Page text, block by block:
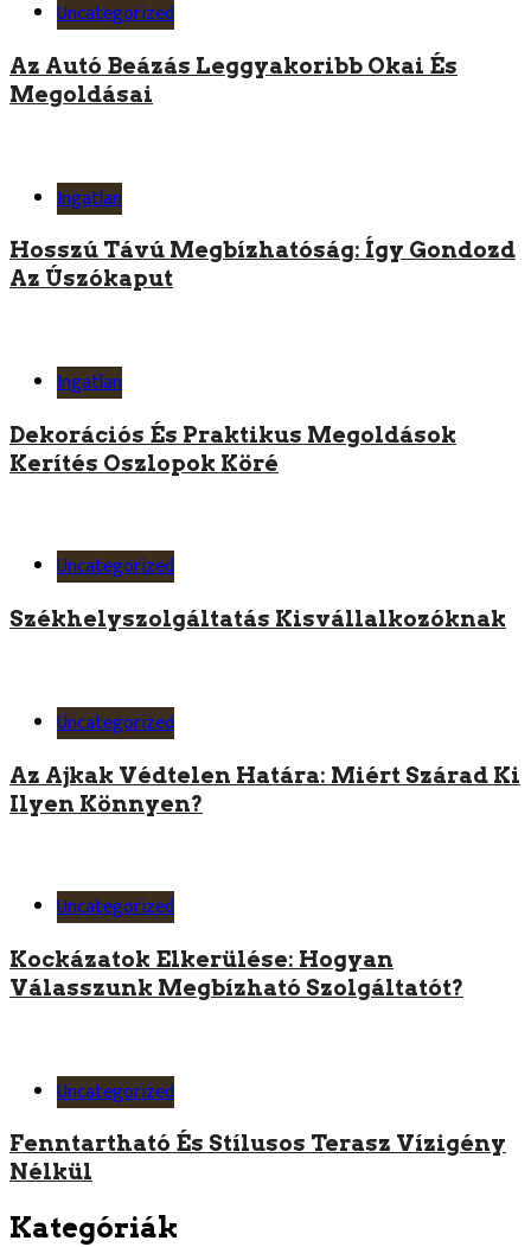
Uncategorized
Az Autó Beázás Leggyakoribb Okai És
Megoldásai
Ingatlan
Hosszú Távú Megbízhatóság: Így Gondozd
Az Úszókaput
Ingatlan
Dekorációs És Praktikus Megoldások
Kerítés Oszlopok Köré
Uncategorized
Székhelyszolgáltatás Kisvállalkozóknak
Uncategorized
Az Ajkak Védtelen Határa: Miért Szárad Ki
Ilyen Könnyen?
Uncategorized
Kockázatok Elkerülése: Hogyan
Válasszunk Megbízható Szolgáltatót?
Uncategorized
Fenntartható És Stílusos Terasz Vízigény
Nélkül
Kategóriák